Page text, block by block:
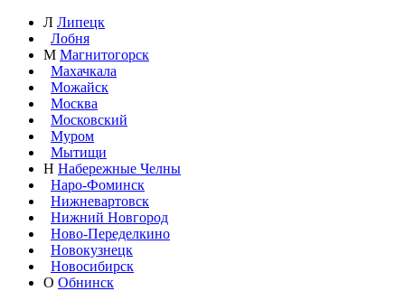
Л Липецк
Лобня
М Магнитогорск
Махачкала
Можайск
Москва
Московский
Муром
Мытищи
Н Набережные Челны
Наро-Фоминск
Нижневартовск
Нижний Новгород
Ново-Переделкино
Новокузнецк
Новосибирск
О Обнинск